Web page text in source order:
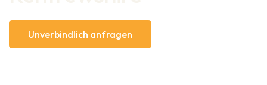
Unverbindlich anfragen